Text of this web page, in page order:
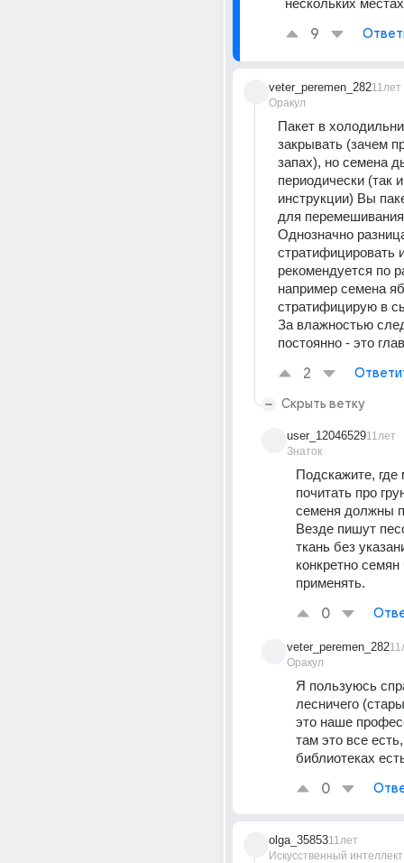
нескольких
9
veter_peremen_282
Оракул
11лет
Пакет в
закрывать (зачем
запах), но семена
периодически (так
инструкции) Вы
для
Однозначно
стратифицировать
рекомендуется по
например семена
стратифицирую в
За влажностью
постоянно - это
2
Скрыть ветку
user_12046529
Знаток
11лет
Подскажите, где
почитать про
семеня должны
Везде пишут
ткань без
конкретно семян
применять.
0
veter_peremen_282
Оракул
Я пользуюсь
лесничего
это наше
там это все
библиотеках
0
olga_35853
Искусственный интеллект
11лет